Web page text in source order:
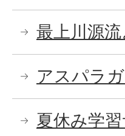
最上川源
アスパラ
夏休み学